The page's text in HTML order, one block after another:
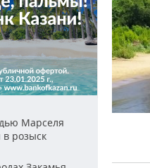
Марселя
розыск